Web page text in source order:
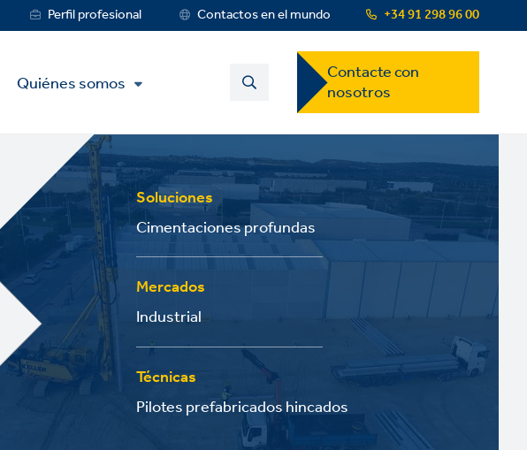
+34 91 298 96 00
Perfil profesional Contactos en el mundo
Quiénes somos
Contact
US
Dropdown
Menu
Contacte con
nosotros
Soluciones
Cimentaciones profundas
Mercados
Industrial
Técnicas
Pilotes prefabricados hincados